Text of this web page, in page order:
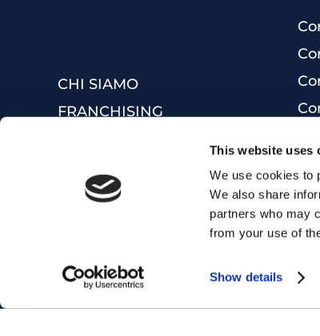
This website uses
We use cookies to
We also share
partners who may
from your use of
Show details
CHI SIAMO
FRANCHISING
DIVERSITY POLICY